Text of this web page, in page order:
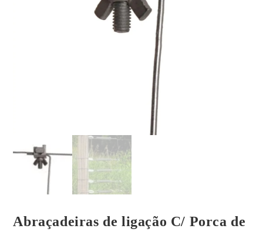
Abraçadeiras de ligação C/ Porca de